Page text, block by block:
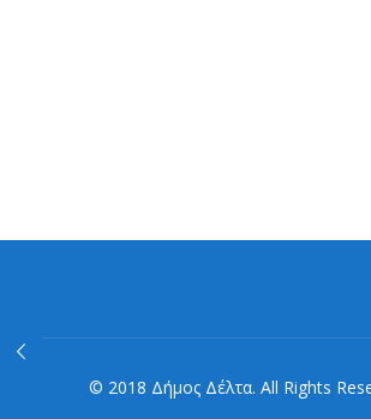
© 2018 Δήμος Δέλτα. All Rights